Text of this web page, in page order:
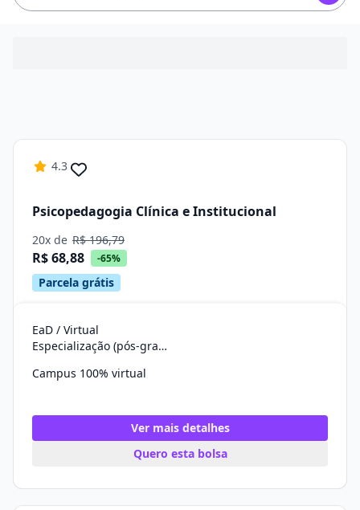
4.3
Psicopedagogia Clínica e Institucional
20x de R$ 196,79
R$ 68,88 -65%
Parcela grátis
EaD / Virtual
Especialização (pós-graduação)
Campus 100% virtual
Ver mais detalhes
Quero esta bolsa